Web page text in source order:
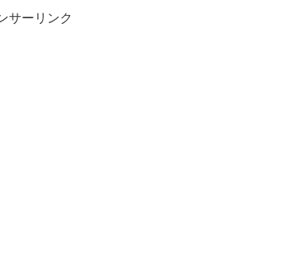
サーリンク